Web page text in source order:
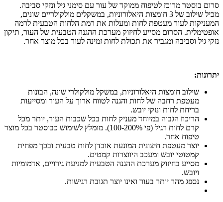
סרום בוסטר מרוכז לטיפוח ממוקד של עור עם סימני גיל ונזקי סביבה.
מכיל שילוב של 3 חומצות היאלורוניות, במשקלים מולקולריים שונים,
המעניקות לעור מעטפת לחות ומעלות את רמת הלחות הטבעית לרמה
אופטימלית. הסרום מסייע לחיזוק מערכת ההגנה הטבעית של העור, תיקון
נזקי גיל וסביבה ומגביר את תכולת לחות זמינה לעור בכל מוצר אחר.
יתרונות:
שילוב חומצות היאלורוניות, במשקל מולקולרי שונה, הבונות
מעטפת רחבה של לחות והגנה לטווח ארוך על העור ומסייעות
בריחת לחות ונזקי יובש.
הריכוז הגבוה במיוחד מעניק לחות בכל שכבות העור, יותר מכל
קרם לחות רגיל (פי 100-200%). מומלץ לשימוש כבוסטר בכל מוצר
טיפוח אחר.
יוצר מעטפת חיצונית המונעת אובדן לחות טבעית ובכך מפחית
קמטוטי יובש ומעכב היווצרות קמטים.
מסייע בחיזוק מערכת ההגנה הטבעית למניעת גירויים, אדמומיות
ויובש.
נספג מהר יותר בעור ואינו יוצר תגובת רגישות.